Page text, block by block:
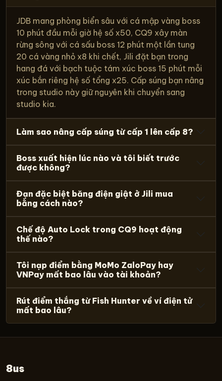
JDB mang phòng biển sâu với cá mập vàng boss
10 phút đầu mỗi giờ hệ số x50, CQ9 xây màn
rừng sông với cá sấu boss 12 phút một lần tung
20 cá vàng nhỏ x8 khi chết, Jili đặt bạn trong
hang đá với bạch tuộc tám xúc boss 15 phút mỗi
xúc bắn riêng hệ số tổng x25. Cấp súng bạn nâng
trong studio này giữ nguyên khi chuyển sang
studio kia.
Làm sao nâng cấp súng từ cấp 1 lên cấp 8?
Boss xuất hiện lúc nào và tôi biết trước
được không?
Đạn đặc biệt băng điện giật ở Jili mua
bằng cách nào?
Chế độ Auto Lock trong CQ9 hoạt động
thế nào?
Tôi nạp điểm bằng MoMo ZaloPay hay
VNPay mất bao lâu vào tài khoản?
Rút điểm thắng từ Fish Hunter về ví điện tử
mất bao lâu?
8us